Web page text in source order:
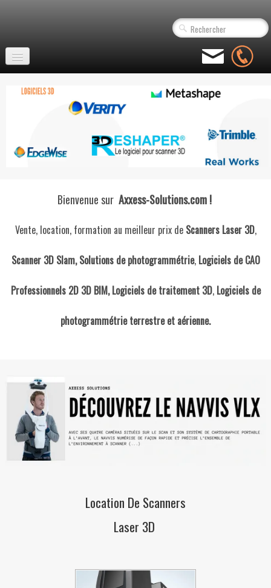
Scanner Laser 3D D'Occasion
Scanners Laser 3D statiques
▼
Logiciels 3D
Logiciels Photogrammétrie
Accessoires▼
Bienvenue sur Axxess-Solutions.com !
Vente, location, formation au meilleur prix de Scanners Laser 3D,
Scanner 3D Slam, Solutions de photogrammétrie, Logiciels de CAO
Professionnels 2D 3D BIM, Logiciels de traitement 3D, Logiciels de
photogrammétrie terrestre et aérienne.
Location De Scanners
Laser 3D